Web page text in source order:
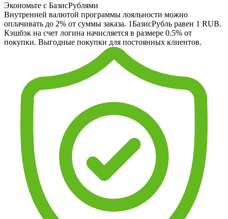
Экономьте с БазисРублями
Внутренней валютой программы лояльности можно
оплачивать до 2% от суммы заказа. 1БазисРубль равен 1 RUB.
Кэшбэк на счет логина начисляется в размере 0.5% от
покупки. Выгодные покупки для постоянных клиентов.